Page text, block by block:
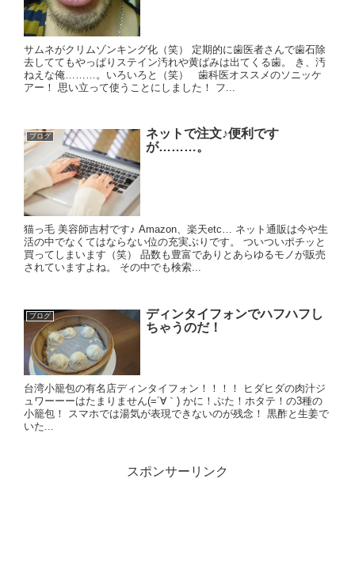
サムネがクリムゾンキング化（笑） 定期的に歯医者さんで歯石除
去しててもやっぱりステイン汚れや黄ばみは出てくる歯。 き、汚
ねえな俺………。いろいろと（笑） 歯科医オススメのソニッケ
アー！ 思い立って使うことにしました！ フ...
ブログ
ネットで注文♪便利です
が………。
猫っ毛 美容師吉村です♪ Amazon、楽天etc… ネット通販は今や生
活の中でなくてはならない位の充実ぶりです。 ついついポチッと
買ってしまいます（笑） 品数も豊富でありとあらゆるモノが販売
されていますよね。 その中でも検索...
ブログ
ディンタイフォンでハフハフし
ちゃうのだ！
台湾小籠包の有名店ディンタイフォン！！！！ ヒダヒダの肉汁ジ
ュワーーーはたまりません(=´∀｀) かに！ぶた！ホタテ！の3種の
小籠包！ スマホでは湯気が表現できないのが残念！ 黒酢と生姜で
いた...
スポンサーリンク